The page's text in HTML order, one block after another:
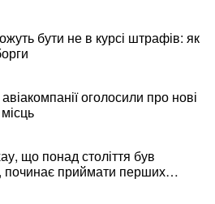
бути не в курсі штрафів: як
оголосили про нові
що понад століття був
починає приймати перших